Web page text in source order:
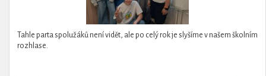
Tahle parta spolužáků není vidět, ale po celý rok je slyšíme v našem školním
rozhlase.